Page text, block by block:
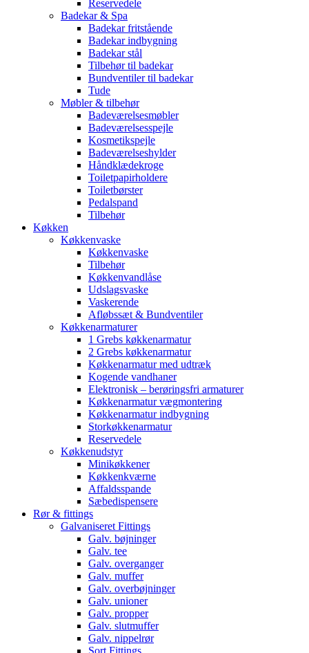
Reservedele
Badekar & Spa
Badekar fritstående
Badekar indbygning
Badekar stål
Tilbehør til badekar
Bundventiler til badekar
Tude
Møbler & tilbehør
Badeværelsesmøbler
Badeværelsesspejle
Kosmetikspejle
Badeværelseshylder
Håndklædekroge
Toiletpapirholdere
Toiletbørster
Pedalspand
Tilbehør
Køkken
Køkkenvaske
Køkkenvaske
Tilbehør
Køkkenvandlåse
Udslagsvaske
Vaskerende
Afløbssæt & Bundventiler
Køkkenarmaturer
1 Grebs køkkenarmatur
2 Grebs køkkenarmatur
Køkkenarmatur med udtræk
Kogende vandhaner
Elektronisk – berøringsfri armaturer
Køkkenarmatur vægmontering
Køkkenarmatur indbygning
Storkøkkenarmatur
Reservedele
Køkkenudstyr
Minikøkkener
Køkkenkværne
Affaldsspande
Sæbedispensere
Rør & fittings
Galvaniseret Fittings
Galv. bøjninger
Galv. tee
Galv. overganger
Galv. muffer
Galv. overbøjninger
Galv. unioner
Galv. propper
Galv. slutmuffer
Galv. nippelrør
Sort Fittings